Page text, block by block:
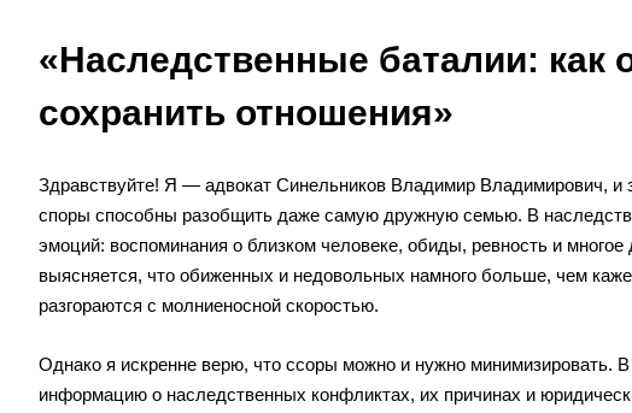
«Наследственные баталии: как
сохранить отношения»
Здравствуйте! Я — адвокат Синельников Владимир Владимирович, и
споры способны разобщить даже самую дружную семью. В
эмоций: воспоминания о близком человеке, обиды, ревность и
выясняется, что обиженных и недовольных намного больше, чем
разгораются с молниеносной скоростью.
Однако я искренне верю, что ссоры можно и нужно минимизировать.
информацию о наследственных конфликтах, их причинах и